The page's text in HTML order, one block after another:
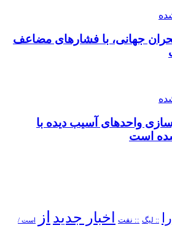
بحران جهانی، با فشارهای مضاعف
واحدهای آسیب دیده با
است
:: لیگ :: نفت اخبار جدید از است /